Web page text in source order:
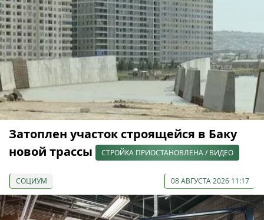
Затоплен участок строящейся в Баку
новой трассы
СТРОЙКА ПРИОСТАНОВЛЕНА / ВИДЕО
СОЦИУМ 08 АВГУСТА 2026 11:17